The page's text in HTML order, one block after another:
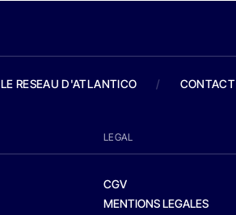
LE RESEAU D'ATLANTICO / CONTACT
LEGAL
CGV
MENTIONS LEGALES